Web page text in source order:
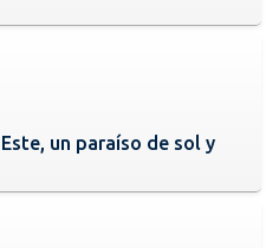
un paraíso de sol y